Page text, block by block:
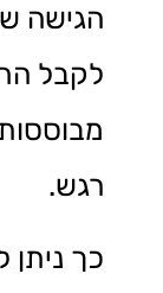
הגישה
לקבל
רגש.
כך